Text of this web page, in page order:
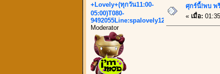
+Lovely+(ทุกวัน11:00-
05:00)T080-
9492055Line:spalovely123
Moderator
ศุกร์นี้!พบ พ
« เมื่อ: